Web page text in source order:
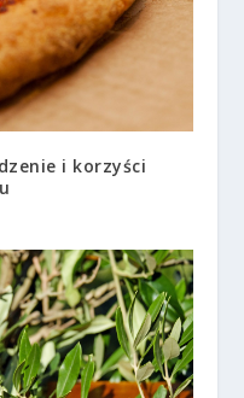
i korzyści